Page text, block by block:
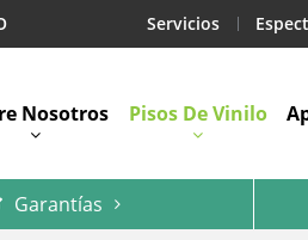
Servicios
Nosotros Pisos De Vinilo
Garantías